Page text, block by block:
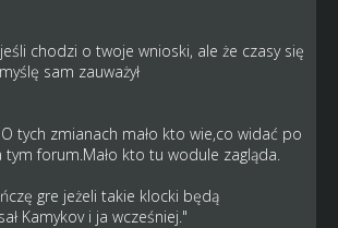
chodzi o twoje wnioski, ale że czasy się
sam zauważył
tych zmianach mało kto wie,co widać po
tym forum.Mało kto tu wodule zagląda.
gre jeżeli takie klocki będą
Kamykov i ja wcześniej."